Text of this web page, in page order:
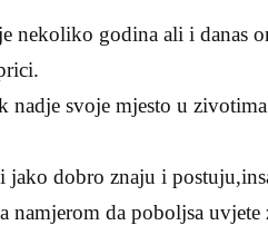
nekoliko godina ali i danas
nadje svoje mjesto u
jako dobro znaju i
namjerom da poboljsa